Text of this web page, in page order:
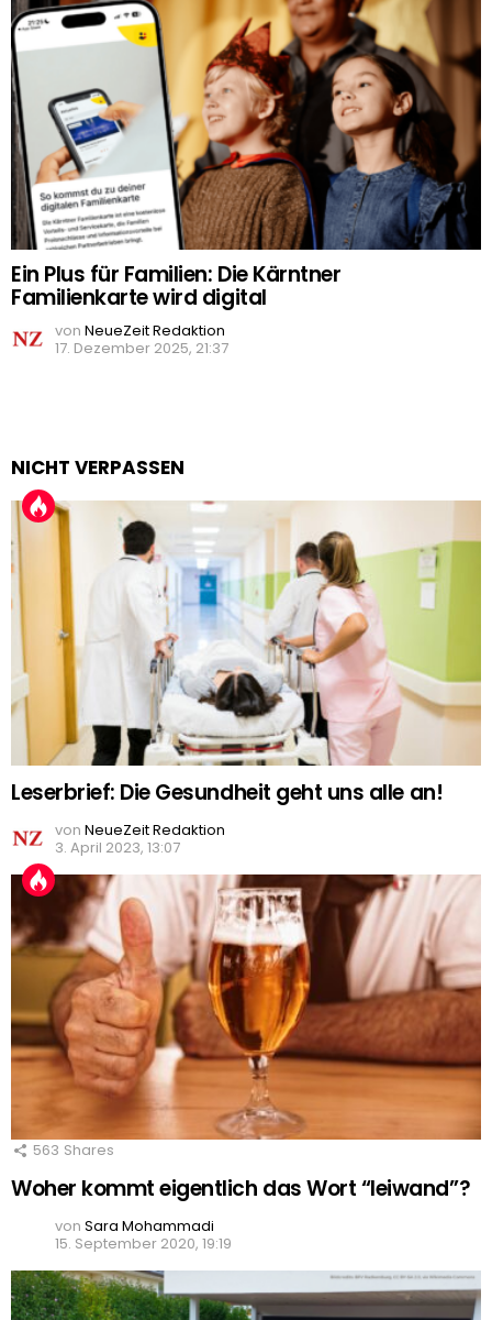
Ein Plus für Familien: Die Kärntner
Familienkarte wird digital
von NeueZeit Redaktion
17. Dezember 2025, 21:37
NICHT VERPASSEN
Leserbrief: Die Gesundheit geht uns alle an!
von NeueZeit Redaktion
3. April 2023, 13:07
563 Shares
Woher kommt eigentlich das Wort “leiwand”?
von Sara Mohammadi
15. September 2020, 19:19